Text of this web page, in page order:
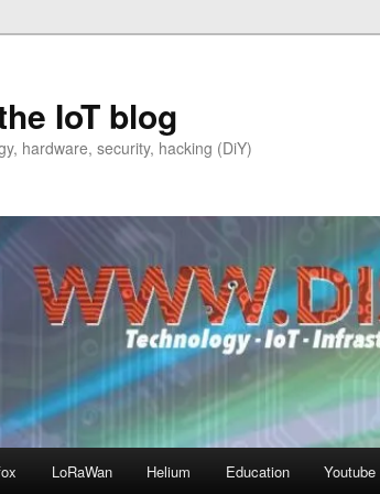
IoT blog
hardware, security, hacking (DiY)
LoRaWan Helium Education Youtube